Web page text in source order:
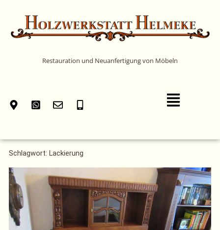
springen
Restauration und Neuanfertigung von Möbeln
Main
Menu
Schlagwort: Lackierung
Seite